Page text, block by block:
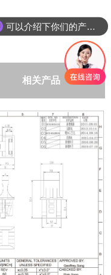
相关产品
可以介绍下你们的产品么